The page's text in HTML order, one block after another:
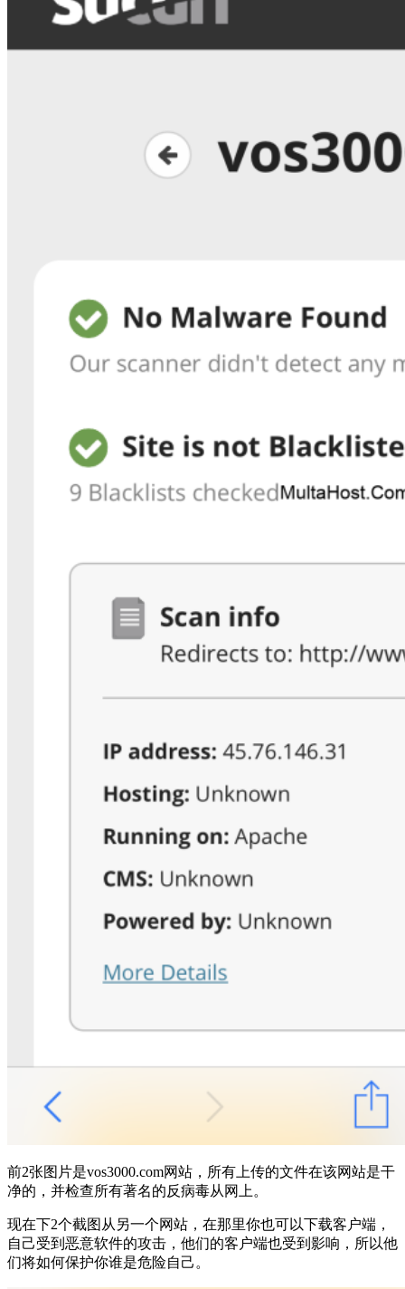
前2张图片是vos3000.com网站，所有上传的文件在该网站是干
净的，并检查所有著名的反病毒从网上。
现在下2个截图从另一个网站，在那里你也可以下载客户端，
自己受到恶意软件的攻击，他们的客户端也受到影响，所以他
们将如何保护你谁是危险自己。